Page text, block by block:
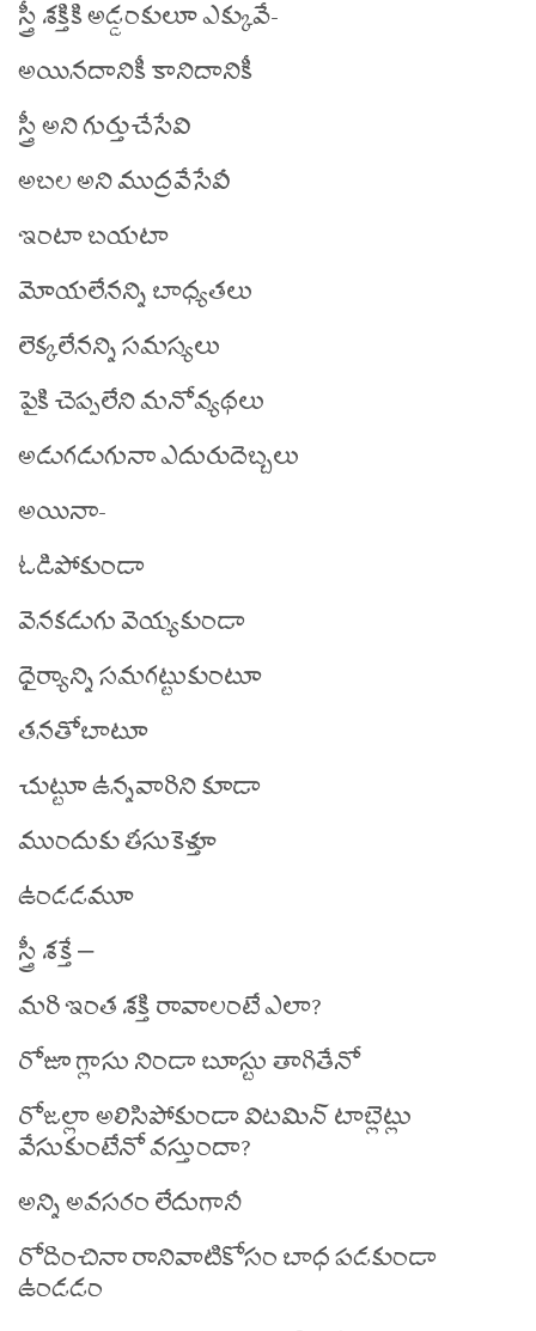
స్త్రీ శక్తికి అడ్డంకులూ ఎక్కువే-
అయినదానికీ కానిదానికీ
స్త్రీ అని గుర్తుచేసేవి
అబల అని ముద్రవేసేవీ
ఇంటా బయటా
మోయలేనన్ని బాధ్యతలు
లెక్కలేనన్ని సమస్యలు
పైకి చెప్పలేని మనోవ్యథలు
అడుగడుగునా ఎదురుదెబ్బలు
అయినా-
ఓడిపోకుండా
వెనకడుగు వెయ్యకుండా
ధైర్యాన్ని సమగట్టుకుంటూ
తనతోబాటూ
చుట్టూ ఉన్నవారిని కూడా
ముందుకు తీసుకెళ్తూ
ఉండడమూ
స్త్రీ శక్తే –
మరి ఇంత శక్తి రావాలంటే ఎలా?
రోజూ గ్లాసు నిండా బూస్టు తాగితేనో
రోజల్లా అలిసిపోకుండా విటమిన్ టాబ్లెట్లు
వేసుకుంటేనో వస్తుందా?
అన్ని అవసరం లేదుగానీ
రోదించినా రానివాటికోసం బాధ పడకుండా
ఉండడం